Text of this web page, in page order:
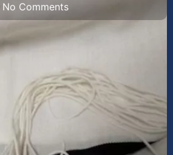
No Comments